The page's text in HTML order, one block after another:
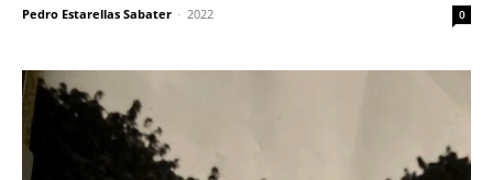
Pedro Estarellas Sabater - 2022 0